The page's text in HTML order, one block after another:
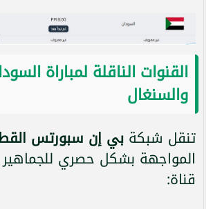
القنوات الناقلة لمباراة
والسنغال
تنقل شبكة بي إن سبورتس
المواجهة بشكل حصري للجماهير
قناة: